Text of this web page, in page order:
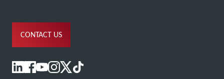
CONTACT US